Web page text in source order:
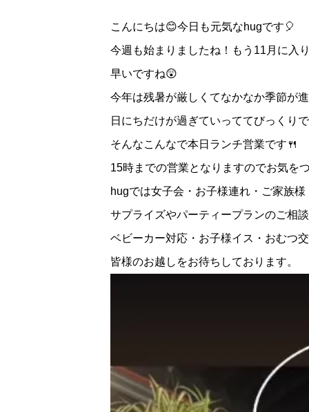
こんにちは😊今日も元気なhugです🎈
今週も始まりましたね！もう11月に入
早いですね😲
今年は残暑が厳しくてなかなか季節が
日にちだけが過ぎていっててびっくり
そんなこんなで本日ランチ営業です🍴
15時までの営業となりますのでお気を
hugでは女子会・お子様連れ・ご家族
サプライズやパーティープランのご相
ベビーカー対応・お子様イス・おむつ
皆様のお越しをお待ちしております。